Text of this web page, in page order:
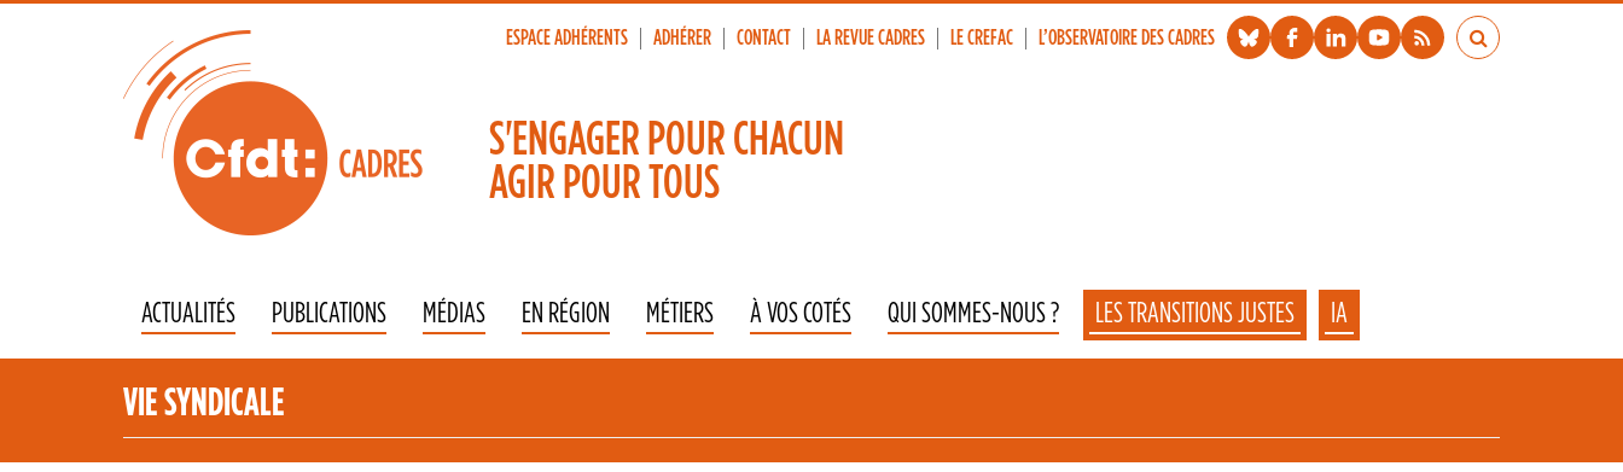
ESPACE ADHÉRENTS ADHÉRER CONTACT LA REVUE CADRES LE CREFAC L’OBSERVATOIRE DES CADRES
S'ENGAGER POUR CHACUN
AGIR POUR TOUS
ACTUALITÉS PUBLICATIONS MÉDIAS EN RÉGION MÉTIERS À VOS COTÉS QUI SOMMES-NOUS ? LES TRANSITIONS JUSTES IA
VIE SYNDICALE